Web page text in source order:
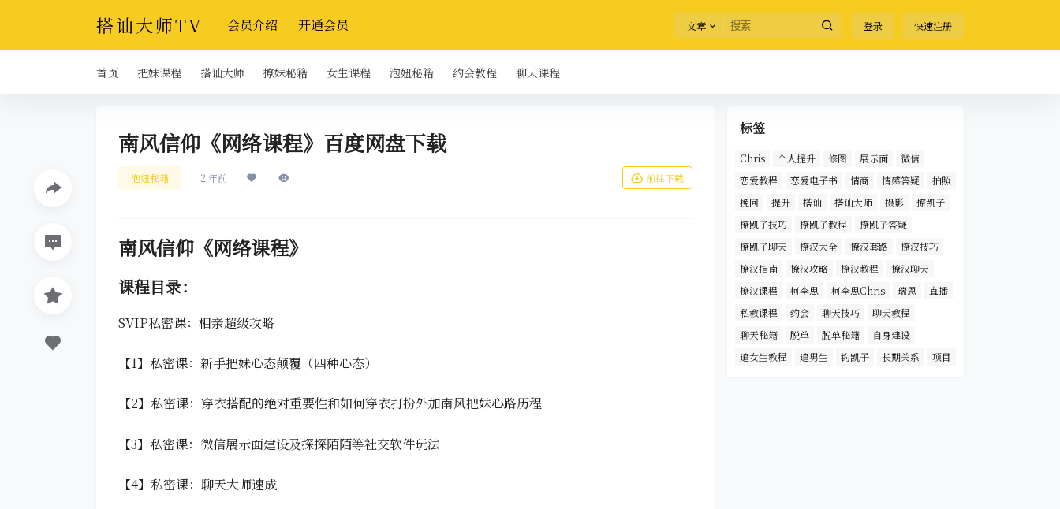
搭讪大师TV 会员介绍 开通会员 文章 登录 快速注册
首页 把妹课程 搭讪大师 撩妹秘籍 女生课程 泡妞秘籍 约会教程 聊天课程
南风信仰《网络课程》百度网盘下载
泡妞秘籍 2 年前 前往下载
南风信仰《网络课程》
课程目录：
SVIP私密课：相亲超级攻略
【1】私密课：新手把妹心态颠覆（四种心态）
【2】私密课：穿衣搭配的绝对重要性和如何穿衣打扮外加南风把妹心路历程
【3】私密课：微信展示面建设及探探陌陌等社交软件玩法
【4】私密课：聊天大师速成
标签
Chris 个人提升 修图 展示面
微信
恋爱教程
恋爱电子书 情商 情感答疑
拍照
挽回
提升 搭讪 搭讪大师 摄影
撩凯子
撩凯子技巧
撩凯子教程
撩凯子答疑
撩凯子聊天
撩汉大全 撩汉套路
撩汉技巧
撩汉指南
撩汉攻略 撩汉教程
撩汉聊天
撩汉课程
柯李思 柯李思Chris 瑞恩
直播
私教课程
约会 聊天技巧
聊天教程
聊天秘籍
脱单 脱单秘籍
自身建设
追女生教程
追男生 钓凯子 长期关系 项目